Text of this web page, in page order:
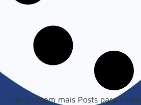
Não Existem mais Posts para Exibir